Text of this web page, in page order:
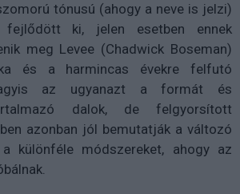
tónusú (ahogy a neve is jelzi)
ki, jelen esetben ennek
meg Levee (Chadwick Boseman)
és a harmincas évekre felfutó
az ugyanazt a formát és
dalok, de felgyorsított
azonban jól bemutatják a változó
különféle módszereket, ahogy az